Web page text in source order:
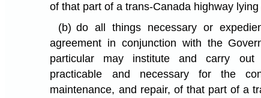
of that part of a trans-Canada highway
(b) do all things necessary or
agreement in conjunction with the
particular may institute and carry
practicable and necessary for the
maintenance, and repair, of that part of a